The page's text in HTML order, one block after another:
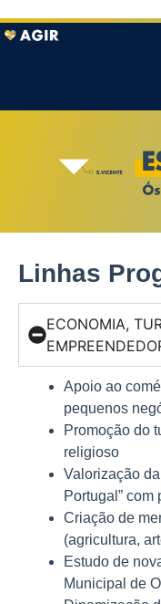
Linhas
ECONOMIA,
Apoio ao
pequenos
Promoção do
religioso
Valorização
Portugal”
Criação de
(agricultura,
Estudo de
Municipal de